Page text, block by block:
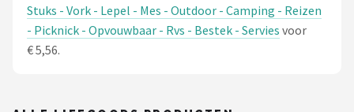
Stuks - Vork - Lepel - Mes - Outdoor - Camping - Reizen
- Picknick - Opvouwbaar - Rvs - Bestek - Servies voor
€ 5,56.